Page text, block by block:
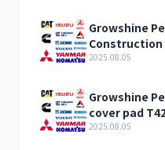
Growshine
Combustion
2025.08.05
Growshine
cover pad
machinery
2025.08.05